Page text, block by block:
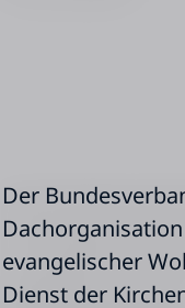
Der
evangelischer
Dienst der